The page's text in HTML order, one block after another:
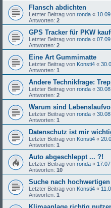
Flansch abdichten
Letzter Beitrag von ronda «
Antworten: 2
GPS Tracker für PKW
Letzter Beitrag von ronda «
Antworten: 2
Eine Art Gummimatte
Letzter Beitrag von Konsti4 «
Antworten: 1
Andere Technikfrage:
Letzter Beitrag von ronda «
Antworten: 2
Warum sind
Letzter Beitrag von ronda «
Antworten: 1
Datenschutz ist mir
Letzter Beitrag von Konsti4 «
Antworten: 1
Auto abgeschleppt ... ?!
Letzter Beitrag von ronda «
Antworten: 10
Suche nach
Letzter Beitrag von Konsti4 «
Antworten: 1